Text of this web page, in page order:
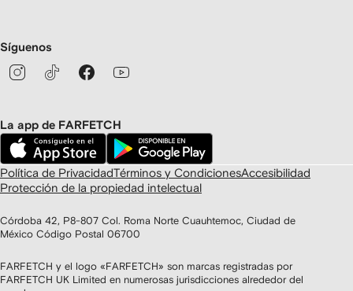
Síguenos
La app de FARFETCH
Política de PrivacidadTérminos y CondicionesAccesibilidad
Protección de la propiedad intelectual
Córdoba 42, P8-807 Col. Roma Norte Cuauhtemoc, Ciudad de
México Código Postal 06700
FARFETCH y el logo «FARFETCH» son marcas registradas por
FARFETCH UK Limited en numerosas jurisdicciones alrededor del